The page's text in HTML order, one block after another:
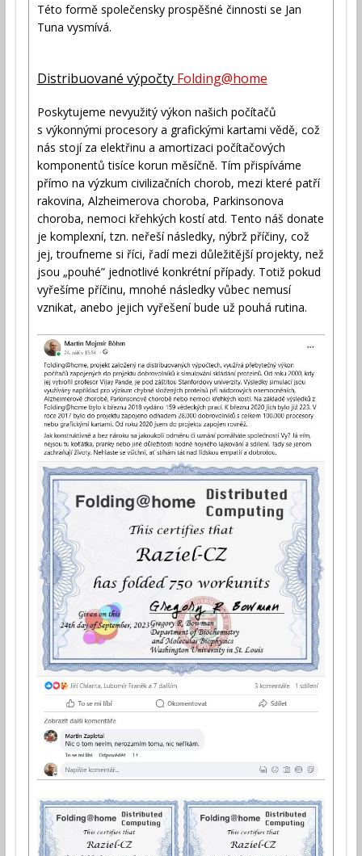
Této formě společensky prospěšné činnosti se Jan
Tuna vysmívá.
Distribuované výpočty Folding@home
Poskytujeme nevyužitý výkon našich počítačů
s výkonnými procesory a grafickými kartami vědě, což
nás stojí za elektřinu a amortizaci počítačových
komponentů tisíce korun měsíčně. Tím přispíváme
přímo na výzkum civilizačních chorob, mezi které patří
rakovina, Alzheimerova choroba, Parkinsonova
choroba, nemoci křehkých kostí atd. Tento náš donate
je komplexní, tzn. neřeší následky, nýbrž příčiny, což
jej, troufneme si říci, řadí mezi důležitější projekty, než
jsou „pouhé” jednotlivé konkrétní případy. Totiž pokud
vyřešíme příčinu, mnohé následky vůbec nemusí
vznikat, anebo jejich vyřešení bude už pouhá rutina.